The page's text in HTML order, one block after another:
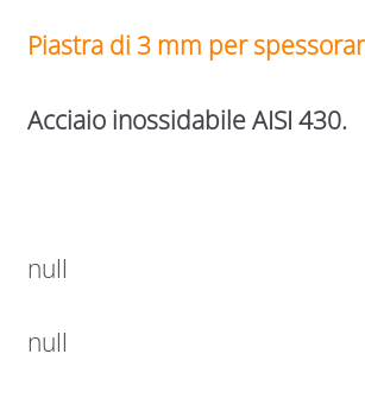
Piastra di 3 mm per
Acciaio inossidabile AISI 430.
null
null